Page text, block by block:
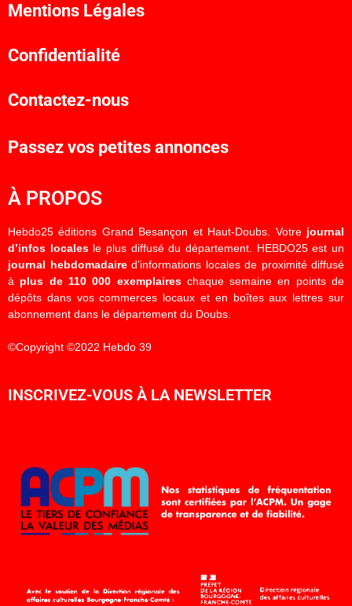
Mentions Légales
Confidentialité
Contactez-nous
Passez vos petites annonces
À PROPOS
Hebdo25 éditions Grand Besançon et Haut-Doubs. Votre journal
d’infos localesle plus diffusé du département. HEBDO25 est un
journal hebdomadaired’informations locales de proximité diffusé
à plus de 110 000 exemplaireschaque semaine en points de
dépôts dans vos commerces locaux et en boîtes aux lettres sur
abonnement dans le département du Doubs.
©Copyright ©2022 Hebdo 39
INSCRIVEZ-VOUS À LA NEWSLETTER